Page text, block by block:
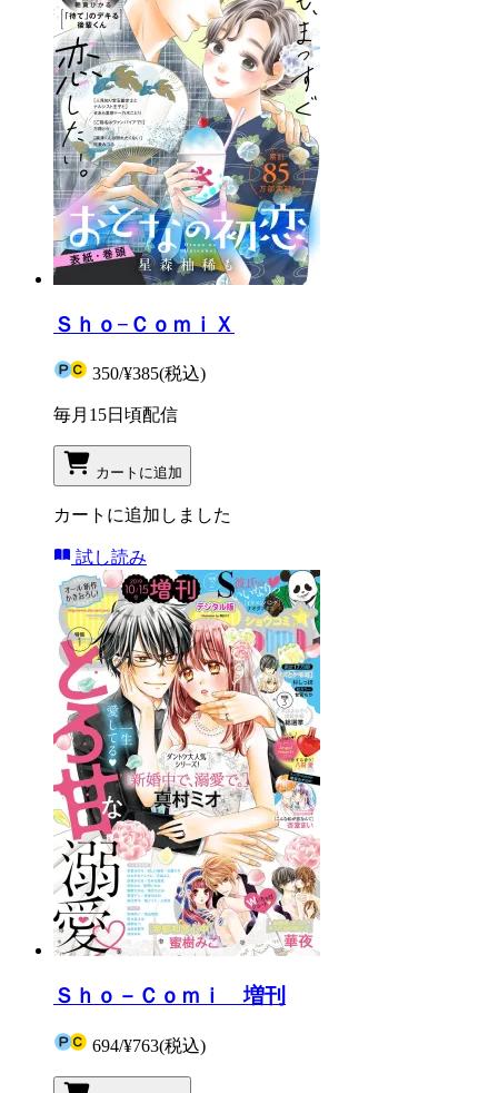
Ｓｈｏ−ＣｏｍｉＸ
350/¥385(税込)
毎月15日頃配信
カートに追加
カートに追加しました
試し読み
Ｓｈｏ－Ｃｏｍｉ 増刊
694/¥763(税込)